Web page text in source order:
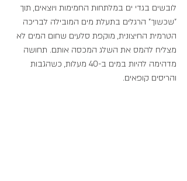
לובשים בגדי ים במלתחות החמימות ויוצאים, תוך
"שכשוך" הרגלים בתעלת מים המובילה לבריכה
הטרמית החיצונית, מוקפת סלעים שחום המים לא
מצליח להמס את השלג המכסה אותם. תחושה
מדהימה להיות במים ב-40 מעלות, כשהגבות
והריסים קופאים.